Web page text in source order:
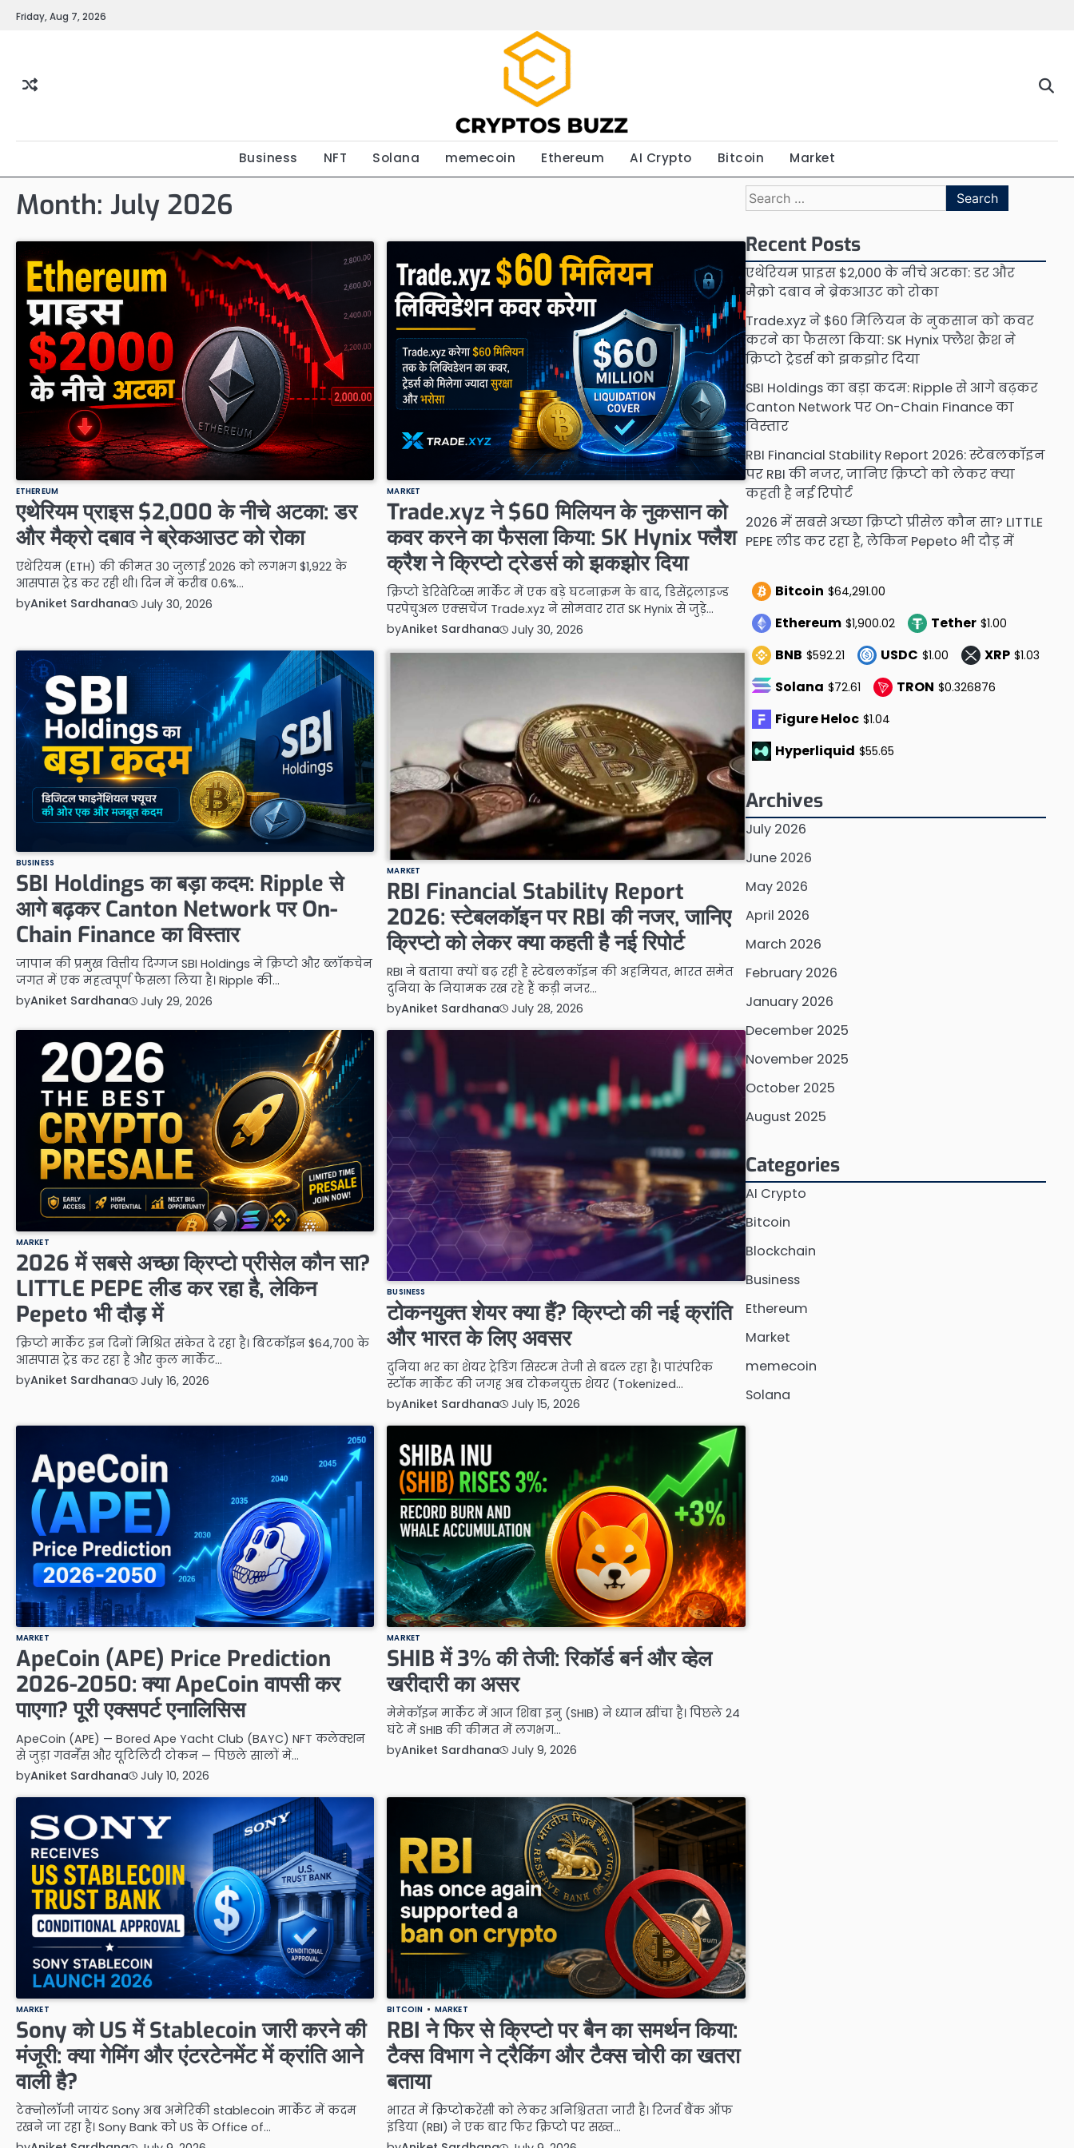
SkipFriday, Aug 7, 2026
Business NFT Solana memecoin Ethereum AI Crypto Bitcoin Market
Month: July 2026
ETHEREUM
एथेरियम प्राइस $2,000 के नीचे अटका: डर
और मैक्रो दबाव ने ब्रेकआउट को रोका
एथेरियम (ETH) की कीमत 30 जुलाई 2026 को लगभग $1,922 के
आसपास ट्रेड कर रही थी। दिन में करीब 0.6%…
byAniket Sardhana July 30, 2026
MARKET
Trade.xyz ने $60 मिलियन के नुकसान को
कवर करने का फैसला किया: SK Hynix फ्लैश
क्रैश ने क्रिप्टो ट्रेडर्स को झकझोर दिया
क्रिप्टो डेरिवेटिव्स मार्केट में एक बड़े घटनाक्रम के बाद, डिसेंट्रलाइज्ड
परपेचुअल एक्सचेंज Trade.xyz ने सोमवार रात SK Hynix से जुड़े…
byAniket Sardhana July 30, 2026
BUSINESS
SBI Holdings का बड़ा कदम: Ripple से
आगे बढ़कर Canton Network पर On-
Chain Finance का विस्तार
जापान की प्रमुख वित्तीय दिग्गज SBI Holdings ने क्रिप्टो और ब्लॉकचेन
जगत में एक महत्वपूर्ण फैसला लिया है। Ripple की…
byAniket Sardhana July 29, 2026
MARKET
RBI Financial Stability Report
2026: स्टेबलकॉइन पर RBI की नजर, जानिए
क्रिप्टो को लेकर क्या कहती है नई रिपोर्ट
RBI ने बताया क्यों बढ़ रही है स्टेबलकॉइन की अहमियत, भारत समेत
दुनिया के नियामक रख रहे हैं कड़ी नजर…
byAniket Sardhana July 28, 2026
MARKET
2026 में सबसे अच्छा क्रिप्टो प्रीसेल कौन सा?
LITTLE PEPE लीड कर रहा है, लेकिन
Pepeto भी दौड़ में
क्रिप्टो मार्केट इन दिनों मिश्रित संकेत दे रहा है। बिटकॉइन $64,700 के
आसपास ट्रेड कर रहा है और कुल मार्केट…
byAniket Sardhana July 16, 2026
BUSINESS
टोकनयुक्त शेयर क्या हैं? क्रिप्टो की नई क्रांति
और भारत के लिए अवसर
दुनिया भर का शेयर ट्रेडिंग सिस्टम तेजी से बदल रहा है। पारंपरिक
स्टॉक मार्केट की जगह अब टोकनयुक्त शेयर (Tokenized…
byAniket Sardhana July 15, 2026
MARKET
ApeCoin (APE) Price Prediction
2026-2050: क्या ApeCoin वापसी कर
पाएगा? पूरी एक्सपर्ट एनालिसिस
ApeCoin (APE) — Bored Ape Yacht Club (BAYC) NFT कलेक्शन
से जुड़ा गवर्नेंस और यूटिलिटी टोकन — पिछले सालों में…
byAniket Sardhana July 10, 2026
MARKET
SHIB में 3% की तेजी: रिकॉर्ड बर्न और व्हेल
खरीदारी का असर
मेमेकॉइन मार्केट में आज शिबा इनु (SHIB) ने ध्यान खींचा है। पिछले 24
घंटे में SHIB की कीमत में लगभग…
byAniket Sardhana July 9, 2026
MARKET
Sony को US में Stablecoin जारी करने की
मंजूरी: क्या गेमिंग और एंटरटेनमेंट में क्रांति आने
वाली है?
टेक्नोलॉजी जायंट Sony अब अमेरिकी stablecoin मार्केट में कदम
रखने जा रहा है। Sony Bank को US के Office of…
BITCOIN MARKET
RBI ने फिर से क्रिप्टो पर बैन का समर्थन किया:
टैक्स विभाग ने ट्रैकिंग और टैक्स चोरी का खतरा
बताया
भारत में क्रिप्टोकरेंसी को लेकर अनिश्चितता जारी है। रिजर्व बैंक ऑफ
इंडिया (RBI) ने एक बार फिर क्रिप्टो पर सख्त…
Search
for:
Recent Posts
एथेरियम प्राइस $2,000 के नीचे अटका: डर और
मैक्रो दबाव ने ब्रेकआउट को रोका
Trade.xyz ने $60 मिलियन के नुकसान को कवर
करने का फैसला किया: SK Hynix फ्लैश क्रैश ने
क्रिप्टो ट्रेडर्स को झकझोर दिया
SBI Holdings का बड़ा कदम: Ripple से आगे बढ़कर
Canton Network पर On-Chain Finance का
विस्तार
RBI Financial Stability Report 2026: स्टेबलकॉइन
पर RBI की नजर, जानिए क्रिप्टो को लेकर क्या
कहती है नई रिपोर्ट
2026 में सबसे अच्छा क्रिप्टो प्रीसेल कौन सा? LITTLE
PEPE लीड कर रहा है, लेकिन Pepeto भी दौड़ में
Bitcoin $64,291.00
Ethereum $1,900.02 Tether $1.00
BNB $592.21 USDC $1.00 XRP $1.03
Solana $72.61 TRON $0.326876
Figure Heloc $1.04
Hyperliquid $55.65
Archives
July 2026
June 2026
May 2026
April 2026
March 2026
February 2026
January 2026
December 2025
November 2025
October 2025
August 2025
Categories
AI Crypto
Bitcoin
Blockchain
Business
Ethereum
Market
memecoin
Solana